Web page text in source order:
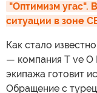
"Оптимизм угас".
ситуации в зоне
Как стало
— компания T ve O
экипажа готовит
Обращение с